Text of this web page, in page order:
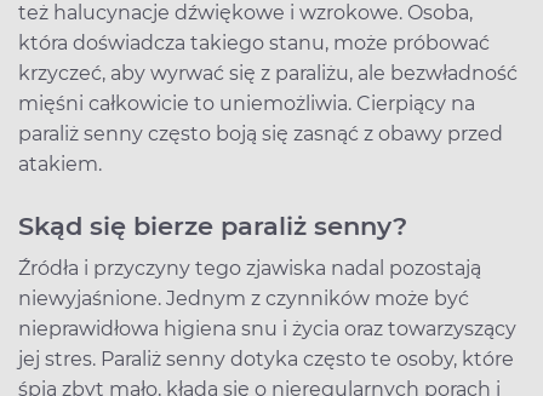
też halucynacje dźwiękowe i wzrokowe. Osoba,
która doświadcza takiego stanu, może próbować
krzyczeć, aby wyrwać się z paraliżu, ale bezwładność
mięśni całkowicie to uniemożliwia. Cierpiący na
paraliż senny często boją się zasnąć z obawy przed
atakiem.
Skąd się bierze paraliż senny?
Źródła i przyczyny tego zjawiska nadal pozostają
niewyjaśnione. Jednym z czynników może być
nieprawidłowa higiena snu i życia oraz towarzyszący
jej stres. Paraliż senny dotyka często te osoby, które
śpią zbyt mało, kładą się o nieregularnych porach i